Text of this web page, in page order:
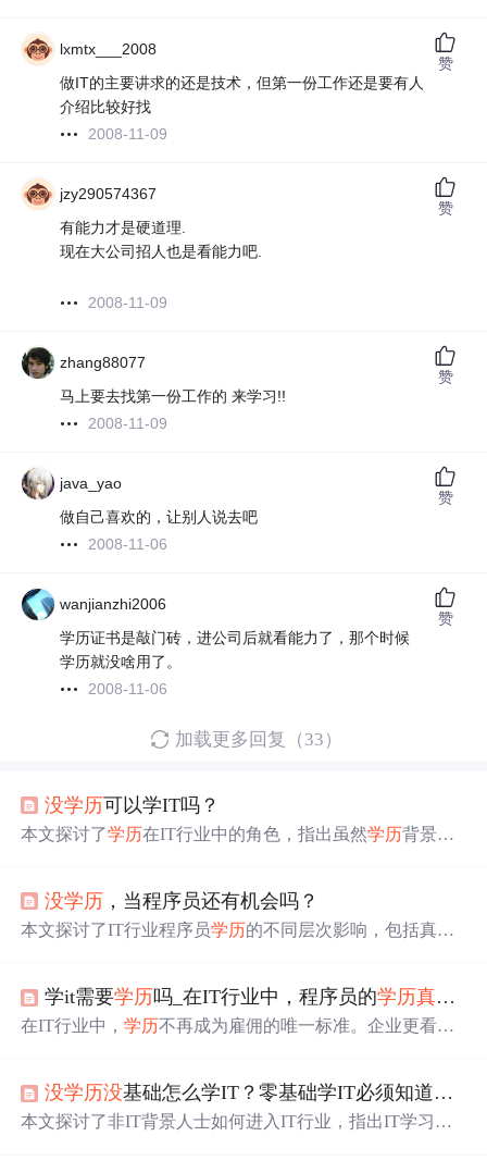
lxmtx___2008
做IT的主要讲求的还是技术，但第一份工作还是要有人
介绍比较好找
2008-11-09
赞
jzy290574367
有能力才是硬道理.
现在大公司招人也是看能力吧.
2008-11-09
赞
zhang88077
马上要去找第一份工作的 来学习!!
2008-11-09
赞
java_yao
做自己喜欢的，让别人说去吧
2008-11-06
赞
wanjianzhi2006
学历证书是敲门砖，进公司后就看能力了，那个时候
学历就没啥用了。
2008-11-06
赞
加载更多回复（33）
没学历可以学IT吗？
本文探讨了学历在IT行业中的角色，指出虽然学历背景对
领域取得成功。
没学历 ，当程序员还有机会吗？
本文探讨了IT行业程序员学历的不同层次影响，包括真没
学it需要学历吗_在IT行业中，程序员的学历真的
在IT行业中，学历不再成为雇佣的唯一标准。企业更看重
术人才也能在行业中崭露头角。尽管学历可能反映一定的
学习能力，但在快速发展的IT领域，技术实力和项目经验
没学历没基础怎么学IT？零基础学IT必须知道的事！
本文探讨了非IT背景人士如何进入IT行业，指出IT学习不